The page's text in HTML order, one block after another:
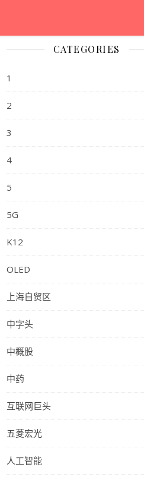
CATEGORIES
1
2
3
4
5
5G
K12
OLED
上海自贸区
中字头
中概股
中药
互联网巨头
五菱宏光
人工智能